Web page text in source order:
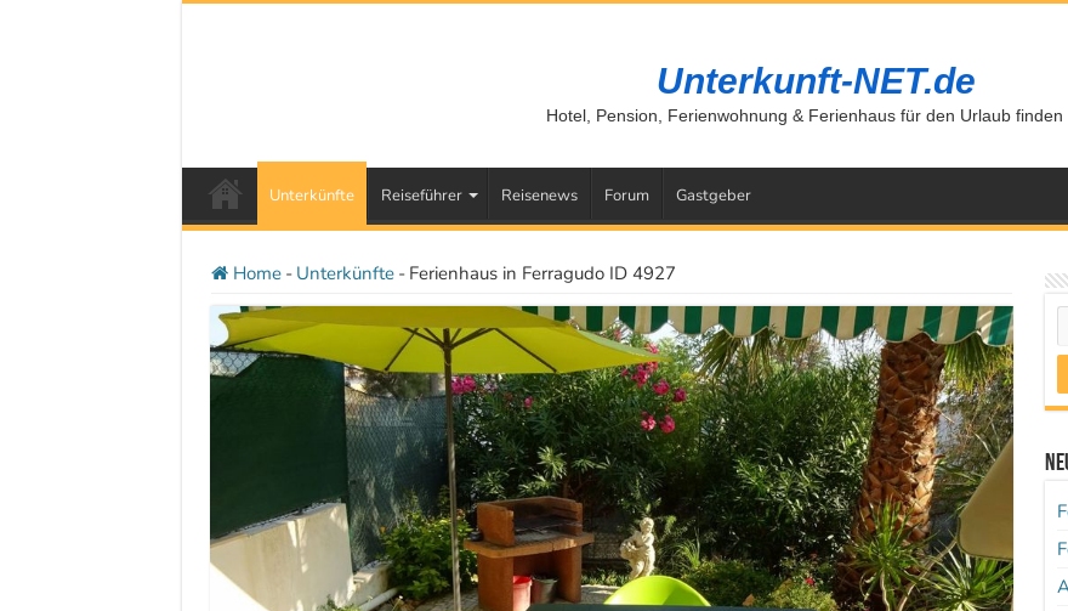
Unterkunft-NET.de
Hotel, Pension, Ferienwohnung & Ferienhaus für den Urlaub finden
Unterkünfte Reiseführer Reisenews Forum Gastgeber
Home - Unterkünfte - Ferienhaus in Ferragudo ID 4927